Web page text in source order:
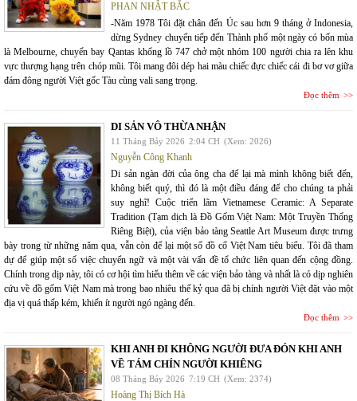
PHAN NHẬT BẮC
-Năm 1978 Tôi đặt chân đến Úc sau hơn 9 tháng ở Indonesia,
dừng Sydney chuyển tiếp đến Thành phố một ngày có bốn mùa
là Melbourne, chuyến bay Qantas khổng lồ 747 chở một nhóm 100 người chia ra lên khu
vực thượng hạng trên chóp mũi. Tôi mang đôi dép hai màu chiếc đực chiếc cái đi bơ vơ giữa
đám đông người Việt gốc Tàu cùng vali sang trọng.
Đọc thêm
DI SẢN VÔ THỪA NHẬN
11 Tháng Bảy 2026 2:04 CH (Xem: 2026)
Nguyễn Công Khanh
Di sản ngàn đời của ông cha để lại mà mình không biết đến,
không biết quý, thì đó là một điều đáng để cho chúng ta phải
suy nghĩ! Cuộc triển lãm Vietnamese Ceramic: A Separate
Tradition (Tạm dịch là Đồ Gốm Việt Nam: Một Truyền Thống
Riêng Biệt), của viện bảo tàng Seattle Art Museum được trưng
bày trong từ những năm qua, vẫn còn để lại một số đồ cổ Việt Nam tiêu biểu. Tôi đã tham
dự để giúp một số việc chuyển ngữ và một vài vấn đề tổ chức liên quan đến cộng đồng.
Chính trong dịp này, tôi có cơ hội tìm hiểu thêm về các viện bảo tàng và nhất là có dịp nghiên
cứu về đồ gốm Việt Nam mà trong bao nhiêu thế kỷ qua đã bị chính người Việt đặt vào một
địa vị quá thấp kém, khiến ít người ngó ngàng đến.
Đọc thêm
KHI ANH ĐI KHÔNG NGƯỜI ĐƯA ĐÓN KHI ANH
VỀ TÁM CHÍN NGƯỜI KHIÊNG
08 Tháng Bảy 2026 7:19 CH (Xem: 2374)
Hoàng Thị Bích Hà